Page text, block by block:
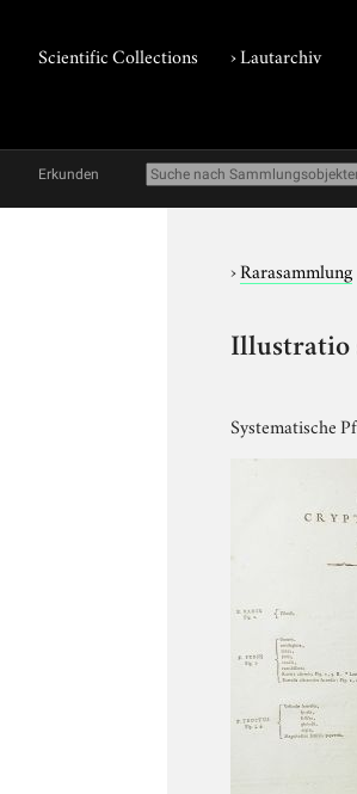
Scientific Collections ›Lautarchiv
Erkunden
›Rarasammlung
Illustratio
Systematische